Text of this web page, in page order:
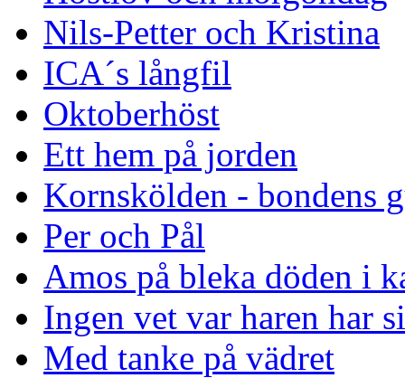
Nils-Petter och Kristina
ICA´s långfil
Oktoberhöst
Ett hem på jorden
Kornskölden - bondens
Per och Pål
Amos på bleka döden i
Ingen vet var haren har
Med tanke på vädret